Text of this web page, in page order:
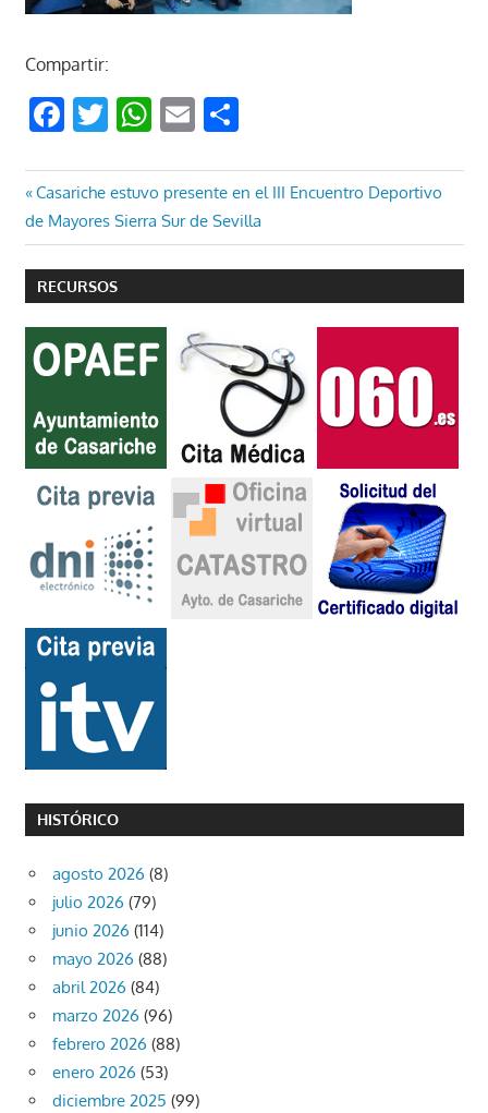
Compartir:
Facebook
Twitter
WhatsApp
EmailCompartir
Navegación
de
entradas
Entrada
anterior:
Casariche estuvo presente en el III Encuentro Deportivo
de Mayores Sierra Sur de Sevilla
RECURSOS
HISTÓRICO
agosto 2026 (8)
julio 2026 (79)
junio 2026 (114)
mayo 2026 (88)
abril 2026 (84)
marzo 2026 (96)
febrero 2026 (88)
enero 2026 (53)
diciembre 2025 (99)